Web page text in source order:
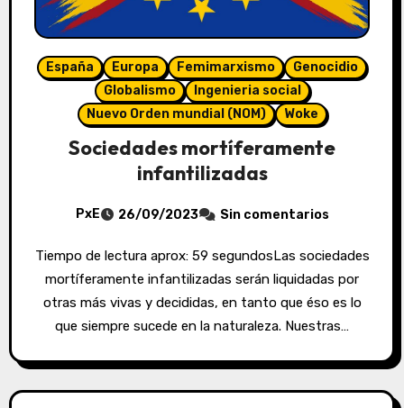
España Europa Femimarxismo
Genocidio
Globalismo
Ingenieria social
Nuevo Orden mundial (NOM)
Woke
Sociedades mortíferamente
infantilizadas
PxE 26/09/2023 Sin comentarios
Tiempo de lectura aprox: 59 segundosLas sociedades
mortíferamente infantilizadas serán liquidadas por
otras más vivas y decididas, en tanto que éso es lo
que siempre sucede en la naturaleza. Nuestras…